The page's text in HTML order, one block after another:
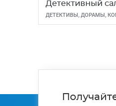
Детективный
ДЕТЕКТИВЫ, ДОРАМЫ,